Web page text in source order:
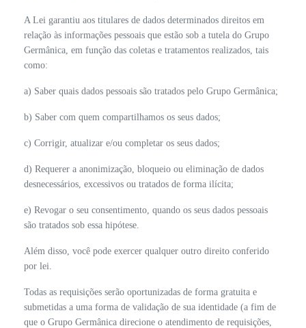
A Lei garantiu aos titulares de dados determinados direitos em
relação às informações pessoais que estão sob a tutela do Grupo
Germânica, em função das coletas e tratamentos realizados, tais
como:
a) Saber quais dados pessoais são tratados pelo Grupo Germânica;
b) Saber com quem compartilhamos os seus dados;
c) Corrigir, atualizar e/ou completar os seus dados;
d) Requerer a anonimização, bloqueio ou eliminação de dados
desnecessários, excessivos ou tratados de forma ilícita;
e) Revogar o seu consentimento, quando os seus dados pessoais
são tratados sob essa hipótese.
Além disso, você pode exercer qualquer outro direito conferido
por lei.
Todas as requisições serão oportunizadas de forma gratuita e
submetidas a uma forma de validação de sua identidade (a fim de
que o Grupo Germânica direcione o atendimento de requisições,